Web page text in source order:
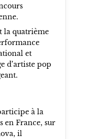
la quatrième
et
d’artiste pop
à la
en France, sur
il